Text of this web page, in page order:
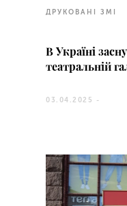
ДРУКОВАНІ ЗМІ
В Україні
театральній
03.04.2025 -